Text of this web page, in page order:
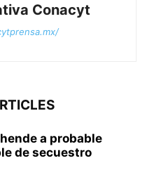
Conacyt
a probable
de secuestro